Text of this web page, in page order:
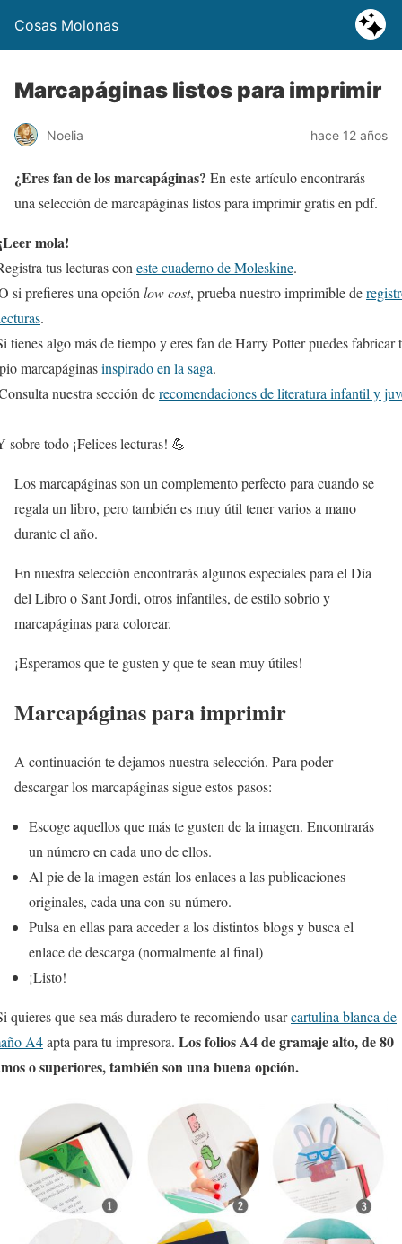
Cosas Molonas
Marcapáginas listos para imprimir
Noelia hace 12 años
¿Eres fan de los marcapáginas? En este artículo encontrarás
una selección de marcapáginas listos para imprimir gratis en pdf.
mola!
tus lecturas con este cuaderno de Moleskine.
si prefieres una opción low cost, prueba nuestro imprimible de
.
tienes algo más de tiempo y eres fan de Harry Potter puedes fabricar
marcapáginasinspirado en la saga.
nuestra sección derecomendaciones de literatura infantil y
todo ¡Felices lecturas! 💪
Los marcapáginas son un complemento perfecto para cuando se
regala un libro, pero también es muy útil tener varios a mano
durante el año.
En nuestra selección encontrarás algunos especiales para el Día
del Libro o Sant Jordi, otros infantiles, de estilo sobrio y
marcapáginas para colorear.
¡Esperamos que te gusten y que te sean muy útiles!
Marcapáginas para imprimir
A continuación te dejamos nuestra selección. Para poder
descargar los marcapáginas sigue estos pasos:
Escoge aquellos que más te gusten de la imagen. Encontrarás
un número en cada uno de ellos.
Al pie de la imagen están los enlaces a las publicaciones
originales, cada una con su número.
Pulsa en ellas para acceder a los distintos blogs y busca el
enlace de descarga (normalmente al final)
¡Listo!
quieres que sea más duradero te recomiendo usarcartulina blanca de
A4apta para tu impresora. Los folios A4 de gramaje alto, de 80
o superiores, también son una buena opción.